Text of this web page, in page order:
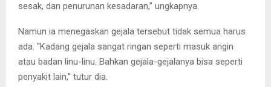
sesak, dan penurunan kesadaran,” ungkapnya.
Namun ia menegaskan gejala tersebut tidak semua harus
ada. “Kadang gejala sangat ringan seperti masuk angin
atau badan linu-linu. Bahkan gejala-gejalanya bisa seperti
penyakit lain,” tutur dia.